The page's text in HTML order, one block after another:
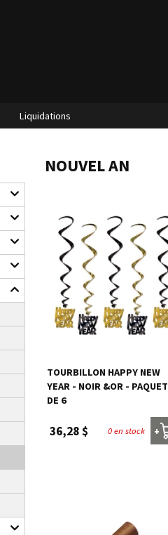
Liquidations
NOUVEL AN
TOURBILLON HAPPY NEW
YEAR - NOIR &OR - PAQUET
DE 6
36,28 $ 0 en stock +